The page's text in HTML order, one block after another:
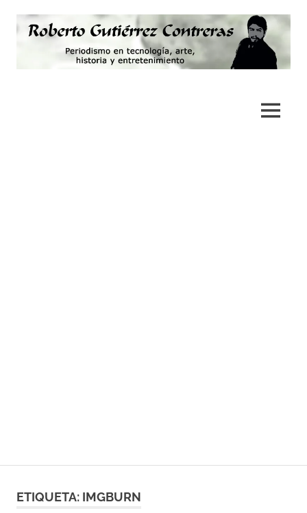
contenido
MENÚ
ETIQUETA: IMGBURN